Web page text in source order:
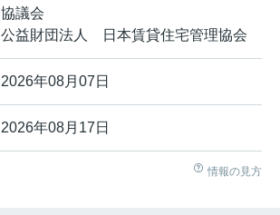
協議会
公益財団法人 日本賃貸住宅管理協会
2026年08月07日
2026年08月17日
情報の見方